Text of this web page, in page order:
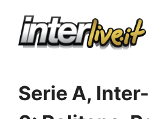
Serie A,